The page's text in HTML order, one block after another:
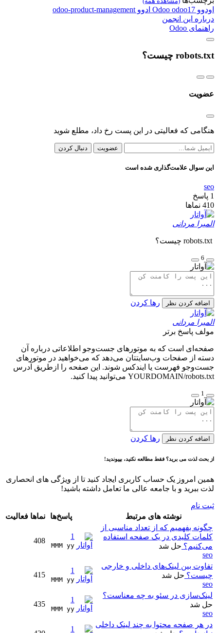
اودوو Odoo odoo17 ادوو odoo-product-management
درباره این انجمن
راهنمای Odoo
robots.txt چیست؟
عضویت
هنگامی که فعالیتی در این پست رخ داد، مطلع شوید
عضویت دنبال کردن
این سوال علامت‌گذاری شده است
seo
1 پاسخ
410 نماها
المیرا مردانی
6
اضافه کردن نظر رها کردن
المیرا مردانی
مولف پاسخ برتر
صفحه‌ای است که به موتورهای جست‌وجو اطلاعاتی درباره آن
دسته از صفحات وب‌سایتتان می‌دهد که می‌خواهید در موتورهای
جست‌وجو فهرست یا ایندکس شوند. این صفحه را ازطریق آدرس
YOURDOMAIN/robots.txt می‌توانید پیدا کنید.
1
اضافه کردن نظر رها کردن
از بحث لذت می برید؟ فقط مطالعه نکنید، بپیوندید!
همین امروز یک حساب کاربری ایجاد کنید تا از ویژگی های انحصاری
لذت ببرید و با جامعه عالی ما تعامل داشته باشید!
ثبت نام
نوشته های مرتبط
پاسخ‌ها نماها فعالیت
چگونه بفهمیم که از تعداد مناسبی از
کلمات کلیدی در یک صفحه استفاده
می‌کنیم؟ حل شد
seo
1
MMM yy
408
تفاوت بین لینک‌های داخلی و خارجی
چیست؟ حل شد
seo
1
MMM yy
415
لینک‌سازی در سئو به چه معناست؟
حل شد
seo
1
MMM yy
435
در هر صفحه محتوا به چند لینک داخلی
1